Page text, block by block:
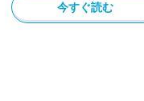
今すぐ読む